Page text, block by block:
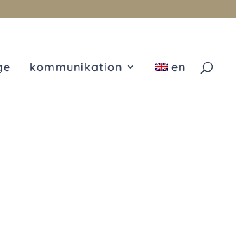
kommunikation en